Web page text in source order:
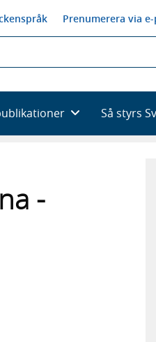
Prenumerera via
Så styrs
-